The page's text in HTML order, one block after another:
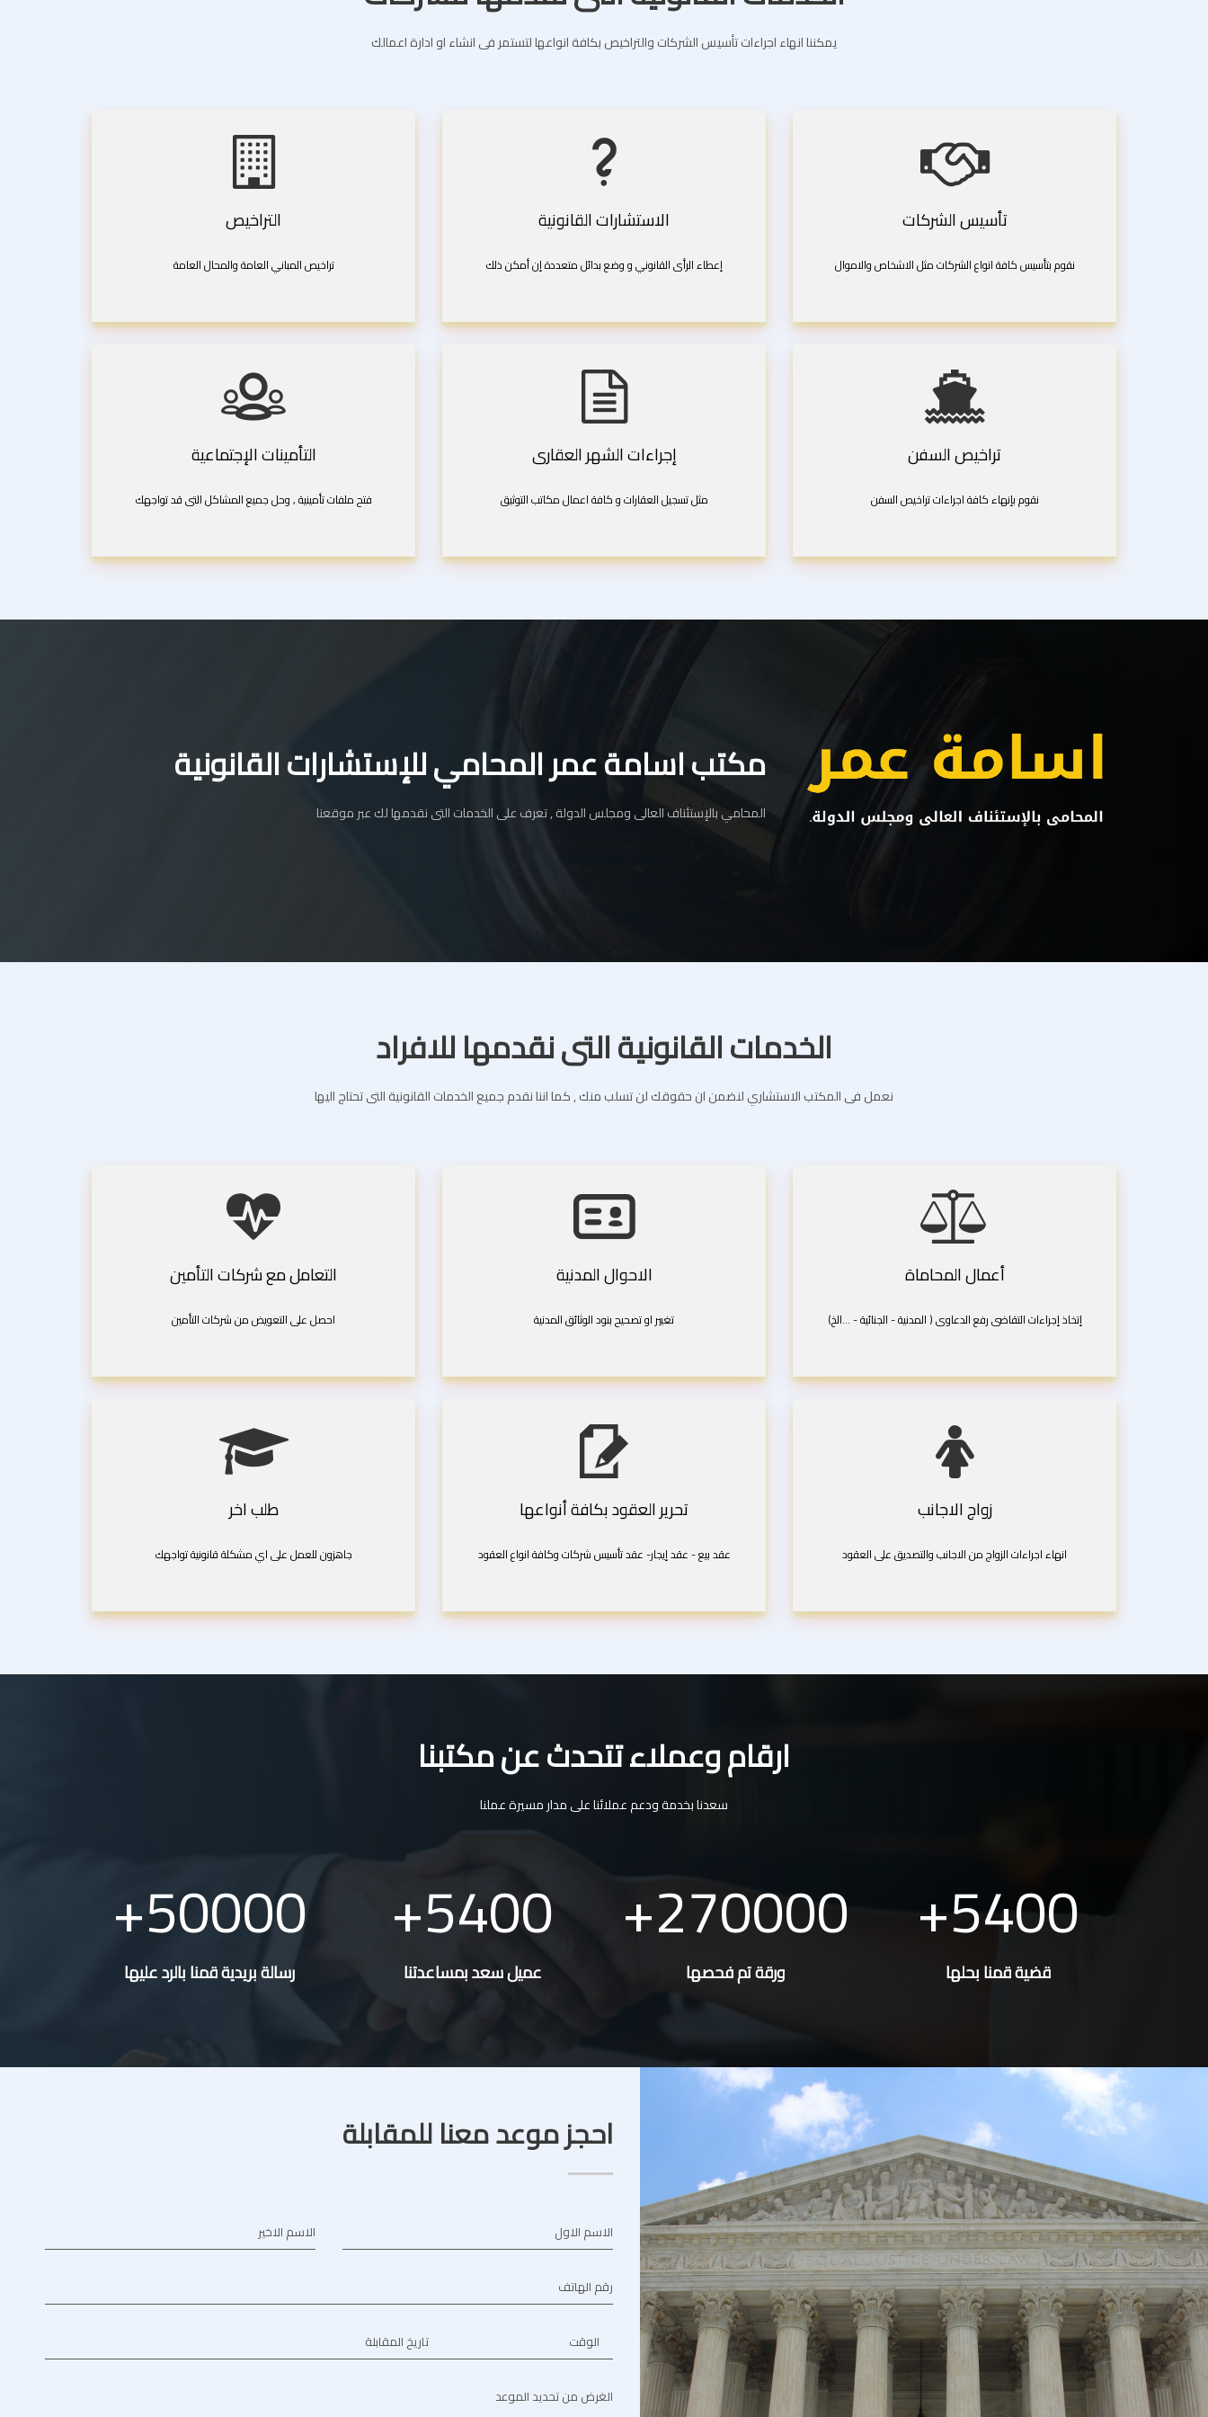
يمكننا انهاء اجراءات تأسيس الشركات والتراخيص بكافة انواعها لتستمر فى انشاء او ادارة اعمالك
تأسيس الشركات
نقوم بتأسيس كافة انواع الشركات مثل الاشخاص والاموال
الاستشارات القانونية
إعطاء الرأى القانوني و وضع بدائل متعددة إن أمكن ذلك
التراخيص
تراخيص المباني العامة والمحال العامة
تراخيص السفن
نقوم بإنهاء كافة اجراءات تراخيص السفن
إجراءات الشهر العقارى
مثل تسجيل العقارات و كافة اعمال مكاتب التوثيق
التأمينات الإجتماعية
فتح ملفات تأمينية , وحل جميع المشاكل التى قد تواجهك
مكتب اسامة عمر المحامي للإستشارات القانونية
المحامي بالإستئناف العالى ومجلس الدولة , تعرف على الخدمات التى نقدمها لك عبر موقعنا
الخدمات القانونية التى نقدمها للافراد
نعمل فى المكتب الاستشاري لنضمن ان حقوقك لن تسلب منك , كما اننا نقدم جميع الخدمات القانونية التى تحتاج اليها
أعمال المحاماة
إتخاذ إجراءات التقاضى رفع الدعاوى ( المدنية - الجنائية - ...الخ)
الاحوال المدنية
تغيير او تصحيح بنود الوثائق المدنية
التعامل مع شركات التأمين
احصل على التعويض من شركات التأمين
زواج الاجانب
انهاء اجراءات الزواج من الاجانب والتصديق على العقود
تحرير العقود بكافة أنواعها
عقد بيع - عقد إيجار- عقد تأسيس شركات وكافة انواع العقود
طلب اخر
جاهزون للعمل على اي مشكلة قانونية تواجهك
ارقام وعملاء تتحدث عن مكتبنا
سعدنا بخدمة ودعم عملائنا على مدار مسيرة عملنا
5400
قضية قمنا بحلها
270000
ورقة تم فحصها
5400
عميل سعد بمساعدتنا
50000
رسالة بريدية قمنا بالرد عليها
احجز موعد معنا للمقابلة
الاسم الاول الاسم الاخير
رقم الهاتف
تاريخ المقابلة الوقت
الغرض من تحديد الموعد